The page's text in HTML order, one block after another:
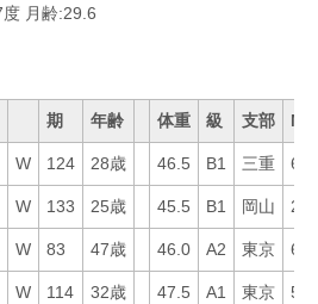
月齢:29.6
期 年齢 体重 級 支部 Mo
W 124 28歳 46.5 B1 三重 61
W 133 25歳 45.5 B1 岡山 26
W 83 47歳 46.0 A2 東京 65
W 114 32歳 47.5 A1 東京 50